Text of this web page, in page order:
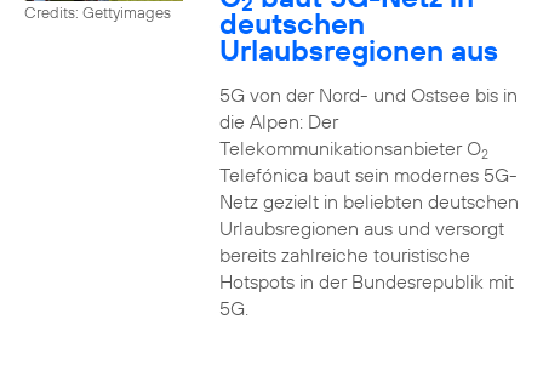
Credits: Gettyimages deutschen
Urlaubsregionen aus
5G von der Nord- und Ostsee bis in
die Alpen: Der
Telekommunikationsanbieter O2
Telefónica baut sein modernes 5G-
Netz gezielt in beliebten deutschen
Urlaubsregionen aus und versorgt
bereits zahlreiche touristische
Hotspots in der Bundesrepublik mit
5G.